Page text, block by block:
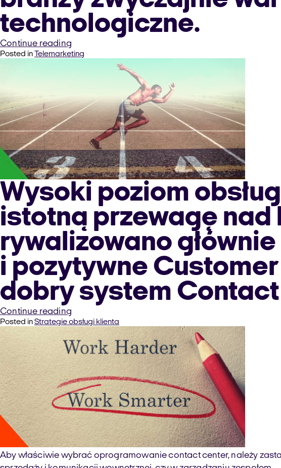
technologiczne.
Continue reading“Jak
rysuje
center?”
Posted in Telemarketing
Wysoki poziom
istotną przewagę nad
rywalizowano
i pozytywne
dobry system
Continue reading“6
powodów,
dla
których
dobre
Contact
Center
to
dobre
Customer
Experience”
Posted inStrategie obsługi klienta
Aby właściwie wybrać oprogramowanie contact center, należy